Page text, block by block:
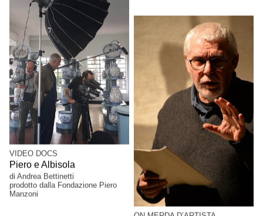
VIDEO DOCS
Piero e Albisola
di Andrea Bettinetti
prodotto dalla Fondazione Piero
Manzoni